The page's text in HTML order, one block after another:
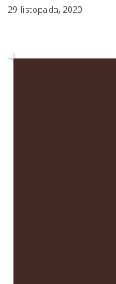
29 listopada, 2020